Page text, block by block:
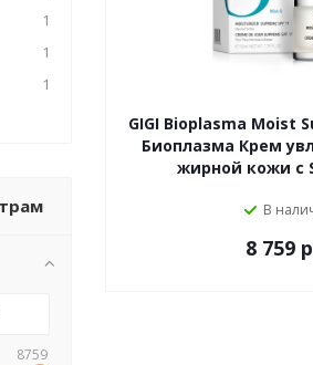
GIGI Bioplasma Moist
Биоплазма Крем
жирной кожи с
В
8 759
1
1
1
8759